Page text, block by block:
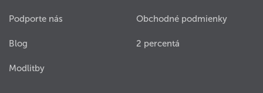
Podporte nás
Blog
Modlitby
Obchodné podmienky
2 percentá